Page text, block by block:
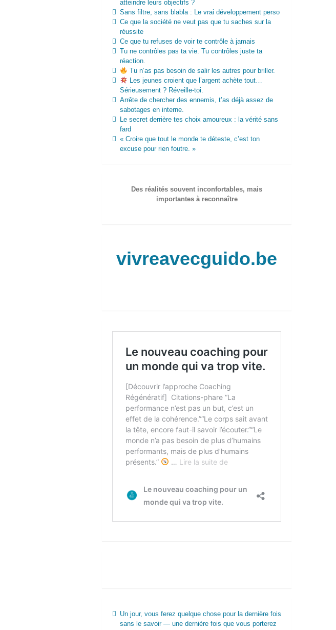
atteindre leurs objectifs ?
Sans filtre, sans blabla : Le vrai développement perso
Ce que la société ne veut pas que tu saches sur la
réussite
Ce que tu refuses de voir te contrôle à jamais
Tu ne contrôles pas ta vie. Tu contrôles juste ta
réaction.
Tu n’as pas besoin de salir les autres pour briller.
Les jeunes croient que l’argent achète tout…
Sérieusement ? Réveille-toi.
Arrête de chercher des ennemis, t’as déjà assez de
sabotages en interne.
Le secret derrière tes choix amoureux : la vérité sans
fard
« Croire que tout le monde te déteste, c’est ton
excuse pour rien foutre. »
Des réalités souvent inconfortables, mais
importantes à reconnaître
vivreavecguido.be
Un jour, vous ferez quelque chose pour la dernière fois
sans le savoir — une dernière fois que vous porterez